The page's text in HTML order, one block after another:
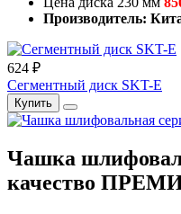
Производитель:
624 ₽
Сегментный диск SKT-E
Купить
Чашка
качество